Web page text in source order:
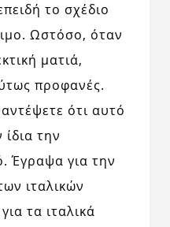
το σχέδιο
Ωστόσο, όταν
ματιά,
προφανές.
ότι αυτό
την
Έγραψα για την
ιταλικών
τα ιταλικά